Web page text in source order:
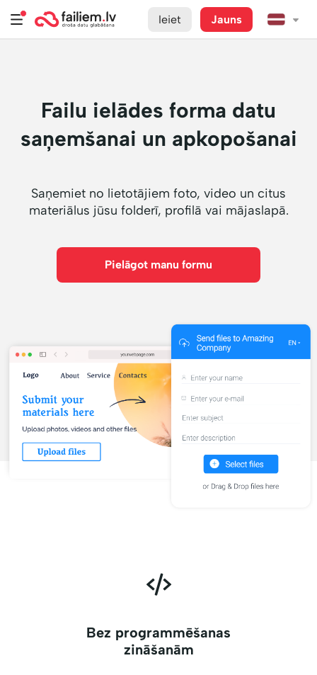
Ieiet Jauns
Failu ielādes forma datu
saņemšanai un apkopošanai
Saņemiet no lietotājiem foto, video un citus
materiālus jūsu folderī, profilā vai mājaslapā.
Pielāgot manu formu
Bez programmēšanas
zināšanām